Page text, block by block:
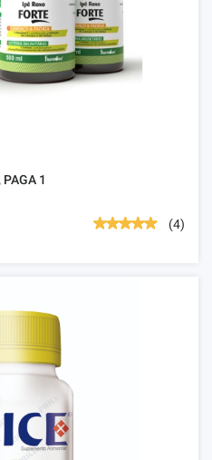
PAGA 1
(4)